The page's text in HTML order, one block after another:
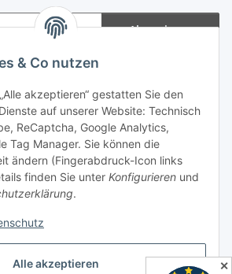
Alle akzeptieren
& Co nutzen
akzeptieren“ gestatten Sie den
auf unserer Website: Technisch
ReCaptcha, Google Analytics,
Tag Manager. Sie können die
ändern (Fingerabdruck-Icon links
finden Sie unter Konfigurieren und
.
Abonnieren
& Umgebung
✕